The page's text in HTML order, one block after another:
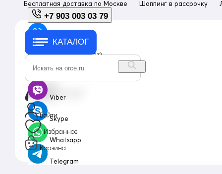
Бесплатная доставка по Москве Шоппинг в рассрочку
+7 903 003 03 79
+7 903 003 03 79
с 10:00 до 18:00 (пн-пт)
Viber
Skype
Whatsapp
Telegram
КАТАЛОГ
Войти
Избранное
Корзина